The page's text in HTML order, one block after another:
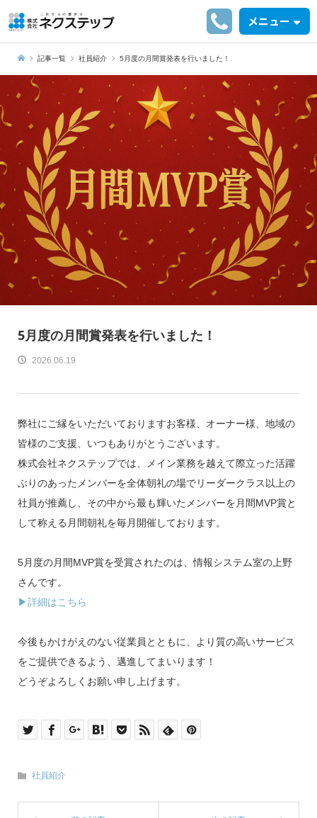
メニュー
記事一覧 社員紹介 5月度の月間賞発表を行いました！
5月度の月間賞発表を行いました！
2026.06.19
弊社にご縁をいただいておりますお客様、オーナー様、地域の
皆様のご支援、いつもありがとうございます。
株式会社ネクステップでは、メイン業務を越えて際立った活躍
ぶりのあったメンバーを全体朝礼の場でリーダークラス以上の
社員が推薦し、その中から最も輝いたメンバーを月間MVP賞と
して称える月間朝礼を毎月開催しております。
5月度の月間MVP賞を受賞されたのは、情報システム室の上野
さんです。
▶詳細はこちら
今後もかけがえのない従業員とともに、より質の高いサービス
をご提供できるよう、邁進してまいります！
どうぞよろしくお願い申し上げます。
社員紹介